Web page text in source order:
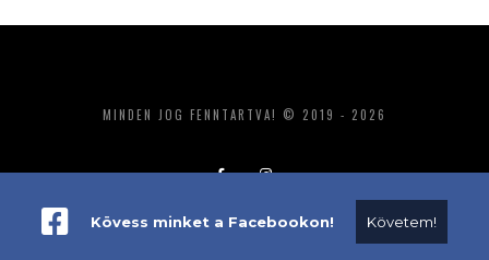
MINDEN JOG FENNTARTVA! © 2019 - 2026
ADATKEZELÉS IMPRESSZUM MÉDIAAJÁNLAT
Kövess minket a Facebookon! Követem!